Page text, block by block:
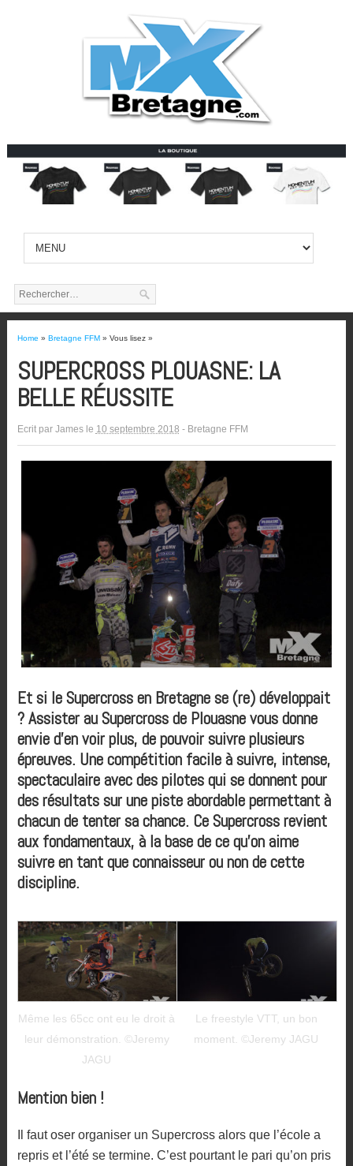
Home » Bretagne FFM » Vous lisez »
SUPERCROSS PLOUASNE: LA
BELLE RÉUSSITE
Ecrit par Jamesle 10 septembre 2018 - Bretagne FFM
Et si le Supercross en Bretagne se (re) développait
? Assister au Supercross de Plouasne vous donne
envie d’en voir plus, de pouvoir suivre plusieurs
épreuves. Une compétition facile à suivre, intense,
spectaculaire avec des pilotes qui se donnent pour
des résultats sur une piste abordable permettant à
chacun de tenter sa chance. Ce Supercross revient
aux fondamentaux, à la base de ce qu’on aime
suivre en tant que connaisseur ou non de cette
discipline.
Même les 65cc ont eu le droit à
leur démonstration. ©Jeremy
JAGU
Le freestyle VTT, un bon
moment. ©Jeremy JAGU
Mention bien !
Il faut oser organiser un Supercross alors que l’école a
repris et l’été se termine. C’est pourtant le pari qu’on pris